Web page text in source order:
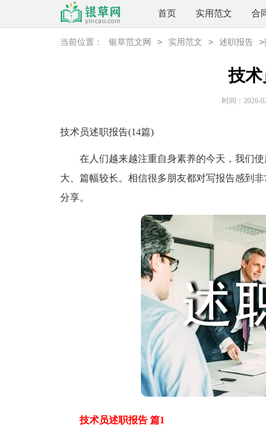
首页 实用范文 合
当前位置： 银草范文网 > 实用范文 > 述职报告 >
技
时间：2026-
技术员述职报告(14篇)
在人们越来越注重自身素养的今天，我们使
大、篇幅较长。相信很多朋友都对写报告感到
分享。
技术员述职报告 篇1